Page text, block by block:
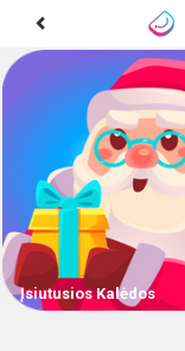
Įsiutusios Kalėdos